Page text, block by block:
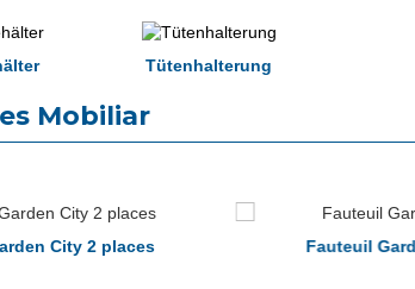
Tütenhalterung
Mobiliar
City 2 places Fauteuil